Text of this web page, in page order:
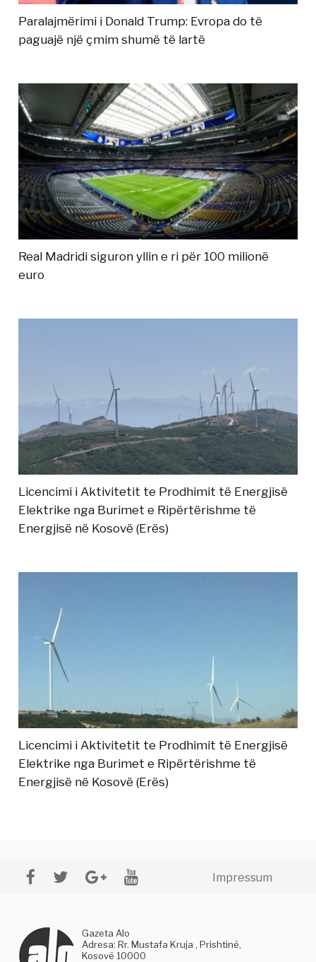
Paralajmërimi i Donald Trump: Evropa do të
paguajë një çmim shumë të lartë
Real Madridi siguron yllin e ri për 100 milionë
euro
Licencimi i Aktivitetit te Prodhimit të Energjisë
Elektrike nga Burimet e Ripërtërishme të
Energjisë në Kosovë (Erës)
Licencimi i Aktivitetit te Prodhimit të Energjisë
Elektrike nga Burimet e Ripërtërishme të
Energjisë në Kosovë (Erës)
Impressum
Gazeta Alo
Adresa: Rr. Mustafa Kruja , Prishtinë,
Kosovë 10000